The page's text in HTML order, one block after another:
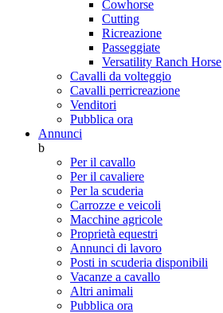
Cowhorse
Cutting
Ricreazione
Passeggiate
Versatility Ranch Horse
Cavalli da volteggio
Cavalli perricreazione
Venditori
Pubblica ora
Annunci
b
Per il cavallo
Per il cavaliere
Per la scuderia
Carrozze e veicoli
Macchine agricole
Proprietà equestri
Annunci di lavoro
Posti in scuderia disponibili
Vacanze a cavallo
Altri animali
Pubblica ora